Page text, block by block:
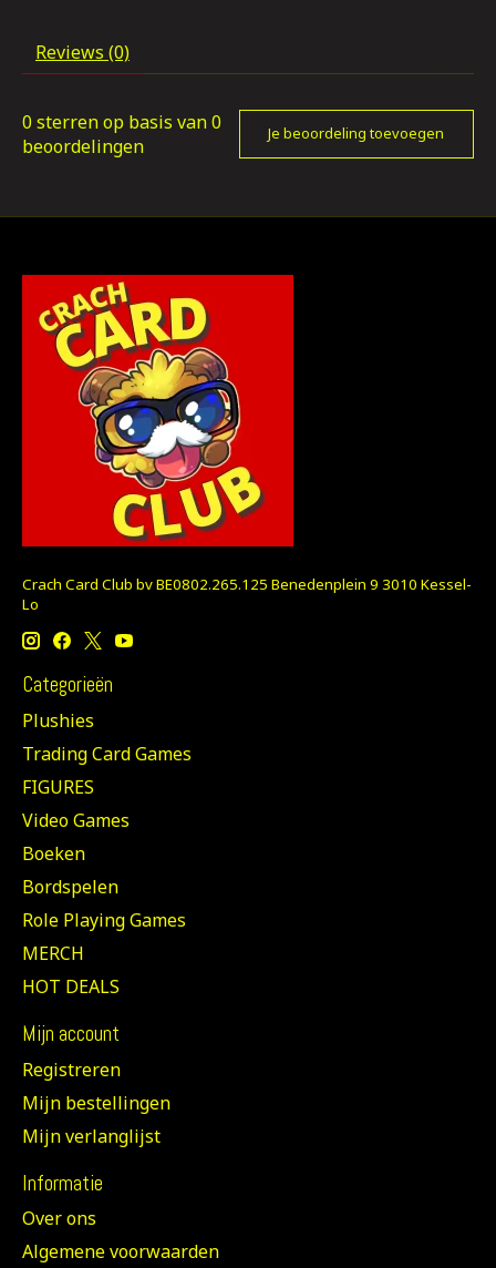
Reviews (0)
0 sterren op basis van0
beoordelingen
Je beoordeling toevoegen
Crach Card Club bv BE0802.265.125 Benedenplein 9 3010 Kessel-
Lo
Categorieën
Plushies
Trading Card Games
FIGURES
Video Games
Boeken
Bordspelen
Role Playing Games
MERCH
HOT DEALS
Mijn account
Registreren
Mijn bestellingen
Mijn verlanglijst
Informatie
Over ons
Algemene voorwaarden